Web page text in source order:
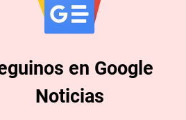
en Google
Noticias